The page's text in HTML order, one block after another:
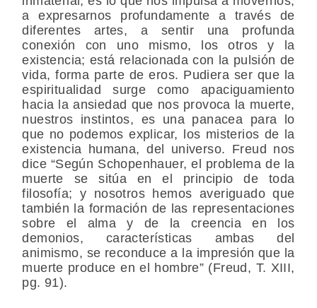
a expresarnos profundamente a través de
diferentes artes, a sentir una profunda
conexión con uno mismo, los otros y la
existencia; está relacionada con la pulsión de
vida, forma parte de eros. Pudiera ser que la
espiritualidad surge como apaciguamiento
hacia la ansiedad que nos provoca la muerte,
nuestros instintos, es una panacea para lo
que no podemos explicar, los misterios de la
existencia humana, del universo. Freud nos
dice “Según Schopenhauer, el problema de la
muerte se sitúa en el principio de toda
filosofía; y nosotros hemos averiguado que
también la formación de las representaciones
sobre el alma y de la creencia en los
demonios, características ambas del
animismo, se reconduce a la impresión que la
muerte produce en el hombre” (Freud, T. XIII,
pg. 91).